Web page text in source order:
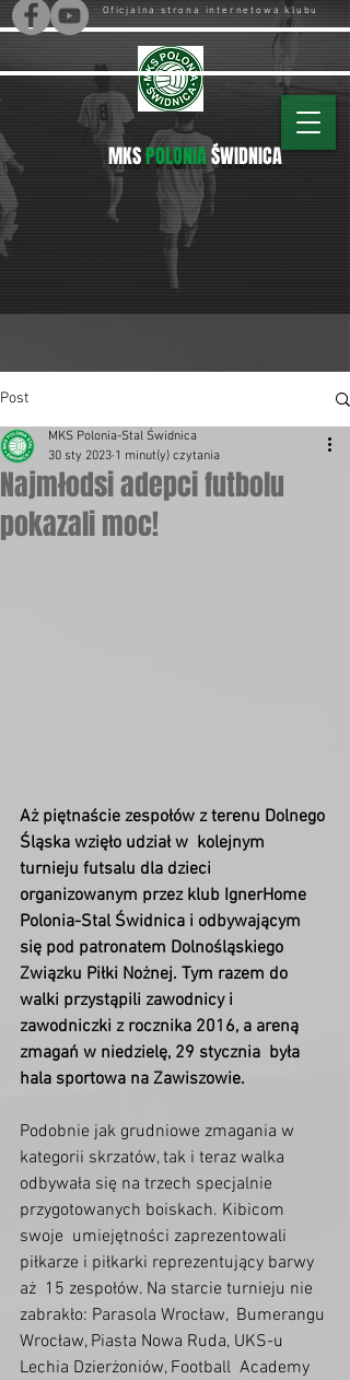
Oficjalna strona internetowa klubu
MKSPOLONIAŚWIDNICA
Post
Najmłodsi adepci futbolu
pokazali moc!
MKS Polonia-Stal Świdnica
30 sty 2023 1 minut(y) czytania
Aż piętnaście zespołów z terenu Dolnego
Śląska wzięło udział w  kolejnym
turnieju futsalu dla dzieci
organizowanym przez klub IgnerHome
Polonia-Stal Świdnica i odbywającym
się pod patronatem Dolnośląskiego
Związku Piłki Nożnej. Tym razem do
walki przystąpili zawodnicy i
zawodniczki z rocznika 2016, a areną
zmagań w niedzielę, 29 stycznia  była
hala sportowa na Zawiszowie.
Podobnie jak grudniowe zmagania w
kategorii skrzatów, tak i teraz walka
odbywała się na trzech specjalnie
przygotowanych boiskach. Kibicom
swoje  umiejętności zaprezentowali
piłkarze i piłkarki reprezentujący barwy
aż  15 zespołów. Na starcie turnieju nie
zabrakło: Parasola Wrocław,  Bumerangu
Wrocław, Piasta Nowa Ruda, UKS-u
Lechia Dzierżoniów, Football  Academy